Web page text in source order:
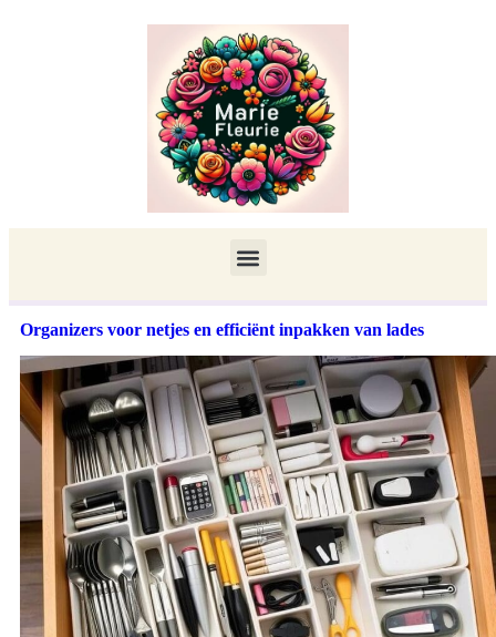
Organizers voor netjes en efficiënt inpakken van lades